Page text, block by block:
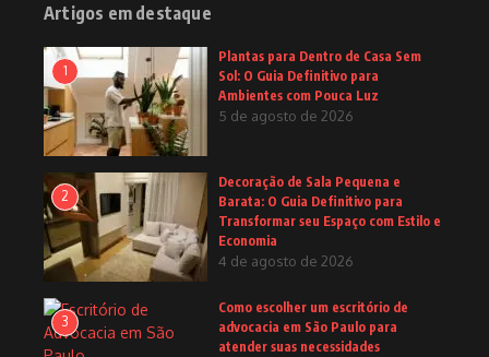
Artigos em destaque
1
Plantas para Dentro de Casa Sem
Sol: O Guia Definitivo para
Ambientes com Pouca Luz
5 de agosto de 2026
2
Decoração de Sala Pequena e
Barata: O Guia Definitivo para
Transformar seu Espaço com Estilo e
Economia
4 de agosto de 2026
3
Como escolher um escritório de
advocacia em São Paulo para
atender suas necessidades